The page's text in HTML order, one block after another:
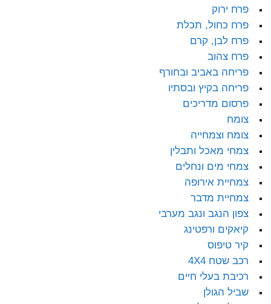
פרח ירוק
פרח כחול, תכלת
פרח לבן, קרם
פרח צהוב
פריחה באביב ובחורף
פריחה בקיץ ובסתיו
פרסום מדריכים
צומח
צומח וצמחייה
צמחי מאכל ותבלין
צמחי מים ונחלים
צמחיית אירופה
צמחיית מדבר
צפון הנגב ונגב מערבי
קיאקים ורפטינג
קיר טיפוס
רכב שטח 4X4
רכיבת בעלי חיים
שביל הגולן